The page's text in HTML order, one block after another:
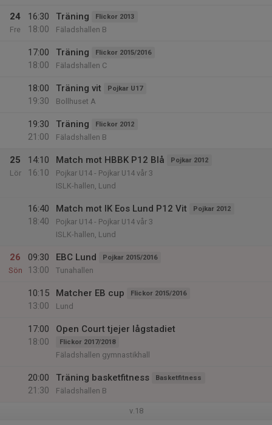
24
Fre
16:30
18:00
Träning Flickor 2013
Fäladshallen B
17:00
18:00
Träning Flickor 2015/2016
Fäladshallen C
18:00
19:30
Träning vit Pojkar U17
Bollhuset A
19:30
21:00
Träning Flickor 2012
Fäladshallen B
25
Lör
14:10
16:10
Match mot HBBK P12 Blå Pojkar 2012
Pojkar U14 - Pojkar U14 vår 3
ISLK-hallen, Lund
16:40
18:40
Match mot IK Eos Lund P12 Vit Pojkar 2012
Pojkar U14 - Pojkar U14 vår 3
ISLK-hallen, Lund
26
Sön
09:30
13:00
EBC Lund Pojkar 2015/2016
Tunahallen
10:15
13:00
Matcher EB cup Flickor 2015/2016
Lund
17:00
18:00
Open Court tjejer lågstadiet
Flickor 2017/2018
Fäladshallen gymnastikhall
20:00
21:30
Träning basketfitness Basketfitness
Fäladshallen B
v.18